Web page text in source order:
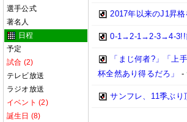
選手公式
著名人
日程
予定
試合 (2)
テレビ放送
ラジオ放送
イベント (2)
誕生日 (8)
2017年以来のJ1昇
0-1→2-1→2-3→4-3!!
「まじ何者?」「上
杯全然あり得るだろ」
-
サンフレ、11季ぶ